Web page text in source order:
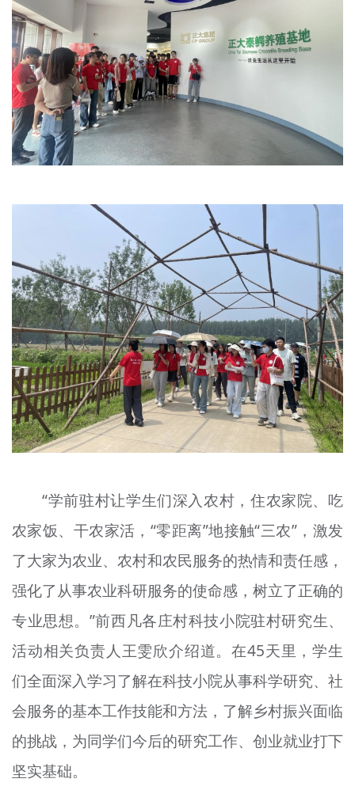
“学前驻村让学生们深入农村，住农家院、吃
农家饭、干农家活，“零距离”地接触“三农”，激发
了大家为农业、农村和农民服务的热情和责任感，
强化了从事农业科研服务的使命感，树立了正确的
专业思想。”前西凡各庄村科技小院驻村研究生、
活动相关负责人王雯欣介绍道。在45天里，学生
们全面深入学习了解在科技小院从事科学研究、社
会服务的基本工作技能和方法，了解乡村振兴面临
的挑战，为同学们今后的研究工作、创业就业打下
坚实基础。